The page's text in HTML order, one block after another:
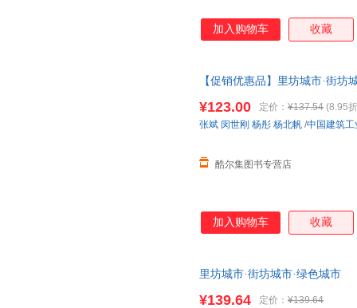
加入购物车 收藏
【促销优惠品】里坊城市·街坊
¥123.00 定价： ¥137.54 (8.95
酷尔集图书专营店
张斌 闵世刚 杨彤 杨北帆 /中国建筑工
加入购物车 收藏
里坊城市·街坊城市·绿色城市
¥139.64 定价： ¥139.64